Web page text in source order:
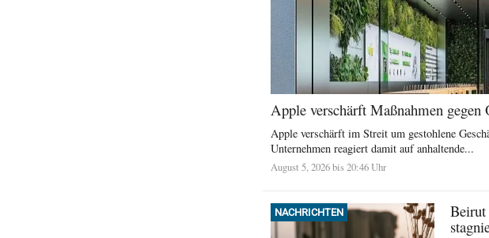
Apple verschärft Maßnahmen gegen
Apple verschärft im Streit um gestohlene
Unternehmen reagiert damit auf anhaltende...
August 5, 2026 bis 20:46 Uhr
NACHRICHTEN
Beirut